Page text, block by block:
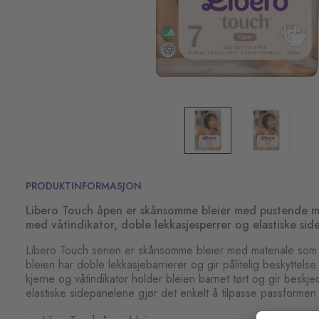
PRODUKTINFORMASJON
Libero Touch åpen er skånsomme bleier med pustende
med våtindikator, doble lekkasjesperrer og elastiske
Libero Touch serien er skånsomme bleier med materiale
bleien har doble lekkasjebarrierer og gir pålitelig
kjerne og våtindikator holder bleien barnet tørt og gir
elastiske sidepanelene gjør det enkelt å tilpasse